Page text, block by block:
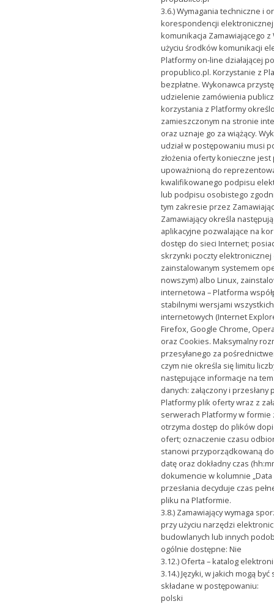
3.6.) Wymagania techniczne i
korespondencji
komunikacja Zamawiającego
użyciu środków komunikacji
Platformy on-line działającej
propublico.pl. Korzystanie z
bezpłatne. Wykonawca
udzielenie zamówienia
korzystania z Platformy
zamieszczonym na stronie
oraz uznaje go za wiążący.
udział w postępowaniu musi
złożenia oferty konieczne
upoważnioną do
kwalifikowanego podpisu
lub podpisu osobistego
tym zakresie przez
Zamawiający określa
aplikacyjne pozwalające na
dostęp do sieci Internet;
skrzynki poczty elektronicznej
zainstalowanym systemem
nowszym) albo Linux,
internetowa – Platforma
stabilnymi wersjami
internetowych (Internet
Firefox, Google Chrome,
oraz Cookies. Maksymalny
przesyłanego za
czym nie określa się limitu
następujące informacje na
danych: załączony i
Platformy plik oferty wraz z
serwerach Platformy w formie
otrzyma dostęp do plików
ofert; oznaczenie czasu
stanowi przyporządkowaną
datę oraz dokładny czas
dokumencie w kolumnie
przesłania decyduje czas
pliku na Platformie.
3.8.) Zamawiający wymaga
przy użyciu narzędzi
budowlanych lub innych
ogólnie dostępne: Nie
3.12.) Oferta – katalog
3.14.) Języki, w jakich mogą
składane w postępowaniu:
polski